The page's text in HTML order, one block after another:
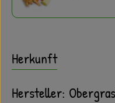
Herkunft
Hersteller: